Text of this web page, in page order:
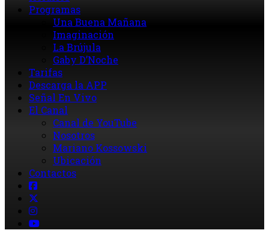
Programas
Una Buena Mañana
Imaginación
La Brújula
Gaby D’Noche
Tarifas
Descarga la APP
Señal En Vivo
El Canal
Canal de YouTube
Nosotros
Mariano Kossowski
Ubicación
Contactos